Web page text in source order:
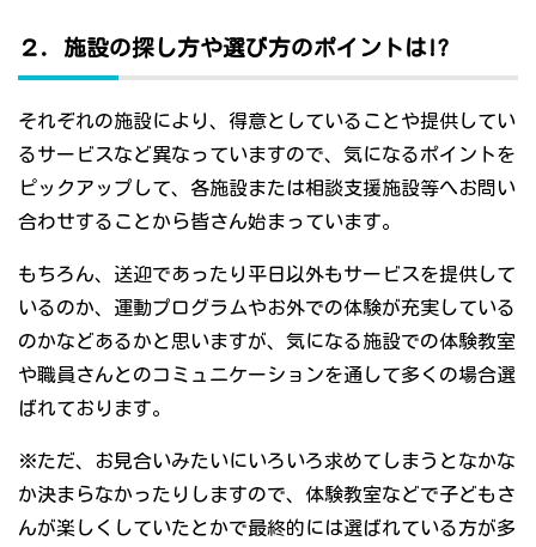
２．施設の探し方や選び方のポイントは!?
それぞれの施設により、得意としていることや提供してい
るサービスなど異なっていますので、気になるポイントを
ピックアップして、各施設または相談支援施設等へお問い
合わせすることから皆さん始まっています。
もちろん、送迎であったり平日以外もサービスを提供して
いるのか、運動プログラムやお外での体験が充実している
のかなどあるかと思いますが、気になる施設での体験教室
や職員さんとのコミュニケーションを通して多くの場合選
ばれております。
※ただ、お見合いみたいにいろいろ求めてしまうとなかな
か決まらなかったりしますので、体験教室などで子どもさ
んが楽しくしていたとかで最終的には選ばれている方が多